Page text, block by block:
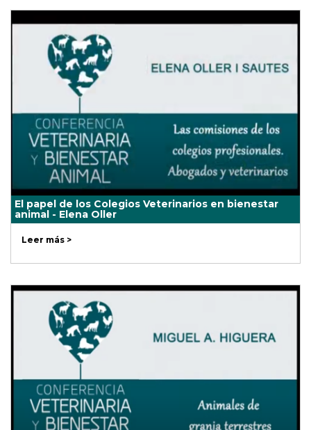
El papel de los Colegios Veterinarios en bienestar
animal - Elena Oller
Leer más >